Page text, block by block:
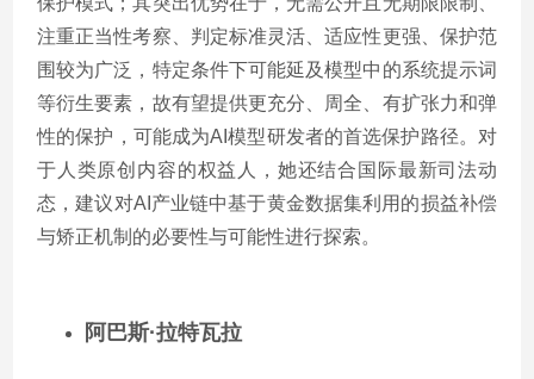
注重正当性考察、判定标准灵活、适应性更强、保护范
围较为广泛，特定条件下可能延及模型中的系统提示词
等衍生要素，故有望提供更充分、周全、有扩张力和弹
性的保护，可能成为AI模型研发者的首选保护路径。对
于人类原创内容的权益人，她还结合国际最新司法动
态，建议对AI 产业链中基于黄金数据集利用的损益补偿
与矫正机制的必要性与可能性进行探索。
阿巴斯·拉特瓦拉